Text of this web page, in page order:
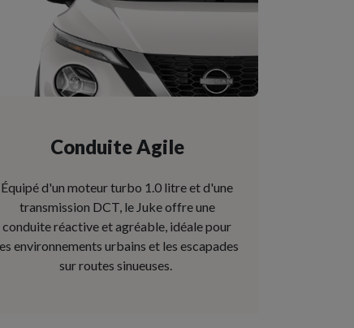
Conduite Agile
Équipé d'un moteur turbo 1.0 litre et d'une
transmission DCT, le Juke offre une
conduite réactive et agréable, idéale pour
environnements urbains et les escapades
sur routes sinueuses.